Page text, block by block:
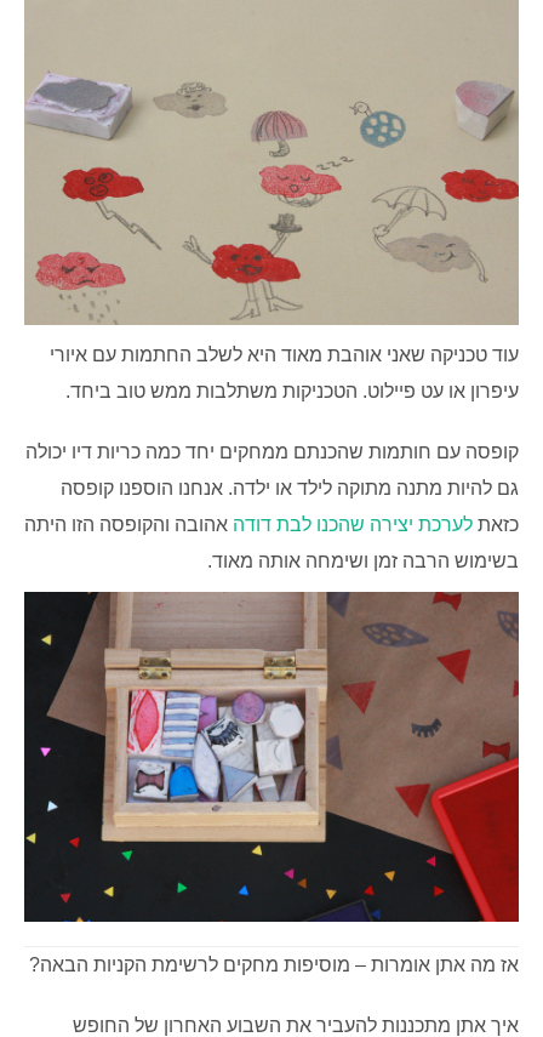
עוד טכניקה שאני אוהבת מאוד היא לשלב החתמות עם איורי
עיפרון או עט פיילוט. הטכניקות משתלבות ממש טוב ביחד.
קופסה עם חותמות שהכנתם ממחקים יחד כמה כריות דיו יכולה
גם להיות מתנה מתוקה לילד או ילדה. אנחנו הוספנו קופסה
כזאת לערכת יצירה שהכנו לבת דודה אהובה והקופסה הזו היתה
בשימוש הרבה זמן ושימחה אותה מאוד.
אז מה אתן אומרות – מוסיפות מחקים לרשימת הקניות הבאה?
איך אתן מתכננות להעביר את השבוע האחרון של החופש